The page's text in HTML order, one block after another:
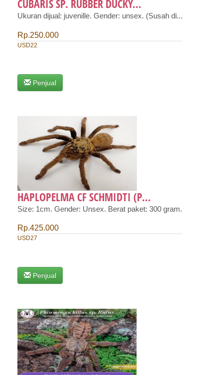
CUBARIS SP. RUBBER DUCKY...
Ukuran dijual: juvenille. Gender: unsex. (Susah di...
Rp.250.000
USD22
Penjual
HAPLOPELMA CF SCHMIDTI (P...
Size: 1cm. Gender: Unsex. Berat paket: 300 gram.
Rp.425.000
USD27
Penjual